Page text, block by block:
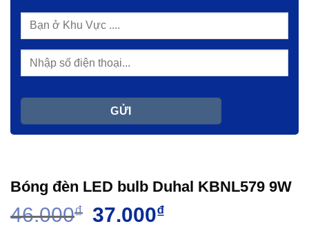
Bóng đèn LED bulb Duhal KBNL579 9W
46.000₫ Giá
37.000₫